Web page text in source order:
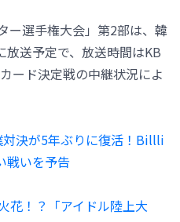
ー選手権大会」第2部は、韓
送予定で、放送時間はKB
ード決定戦の中継状況によ
対決が5年ぶりに復活！Billli
戦いを予告
花！？「アイドル陸上大